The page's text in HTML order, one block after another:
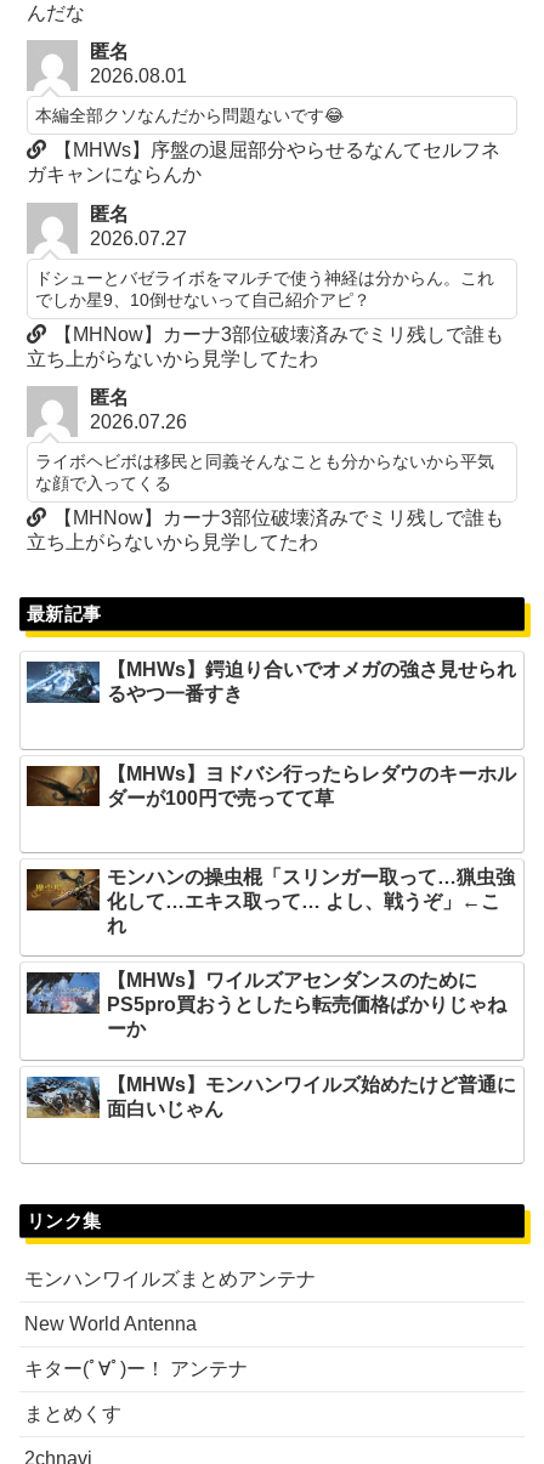
んだな
匿名
2026.08.01
本編全部クソなんだから問題ないです😂
【MHWs】序盤の退屈部分やらせるなんてセルフネ
ガキャンにならんか
匿名
2026.07.27
ドシューとバゼライボをマルチで使う神経は分からん。これ
でしか星9、10倒せないって自己紹介アピ？
【MHNow】カーナ3部位破壊済みでミリ残しで誰も
立ち上がらないから見学してたわ
匿名
2026.07.26
ライボヘビボは移民と同義そんなことも分からないから平気
な顔で入ってくる
【MHNow】カーナ3部位破壊済みでミリ残しで誰も
立ち上がらないから見学してたわ
最新記事
【MHWs】鍔迫り合いでオメガの強さ見せられ
るやつ一番すき
【MHWs】ヨドバシ行ったらレダウのキーホル
ダーが100円で売ってて草
モンハンの操虫棍「スリンガー取って…猟虫強
化して…エキス取って… よし、戦うぞ」←こ
れ
【MHWs】ワイルズアセンダンスのために
PS5pro買おうとしたら転売価格ばかりじゃね
ーか
【MHWs】モンハンワイルズ始めたけど普通に
面白いじゃん
リンク集
モンハンワイルズまとめアンテナ
New World Antenna
キター(ﾟ∀ﾟ)ー！ アンテナ
まとめくす
2chnavi